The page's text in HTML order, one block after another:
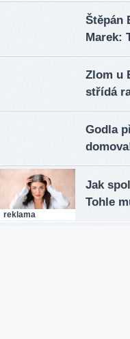
Štěpán
Marek:
Zlom u
střídá
Godla
reklama
Jak
Tohle